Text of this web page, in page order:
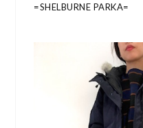
=SHELBURNE PARKA=